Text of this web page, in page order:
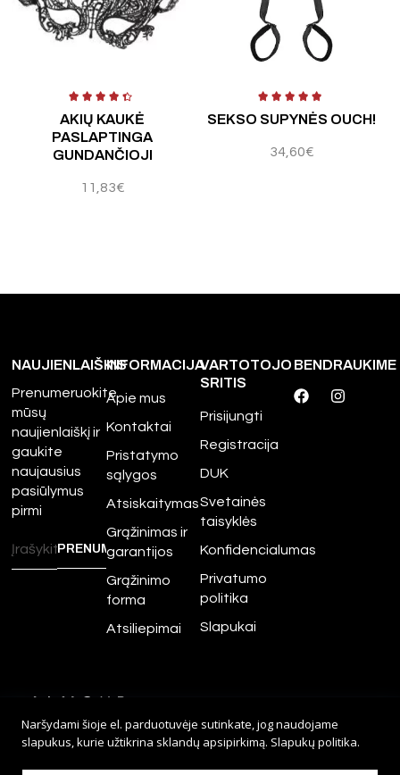
AKIŲ KAUKĖ
PASLAPTINGA
GUNDANČIOJI
11,83€
SEKSO SUPYNĖS OUCH!
34,60€
Įvertinimas:5.00 Įvertinimas:5.00
NAUJIENLAIŠKIS
Prenumeruokite
mūsų
naujienlaiškį ir
gaukite
naujausius
pasiūlymus
pirmi
INFORMACIJA
Apie mus
Kontaktai
Pristatymo
sąlygos
Atsiskaitymas
Grąžinimas ir
garantijos
Grąžinimo
forma
Atsiliepimai
VARTOTOJO
SRITIS
Prisijungti
Registracija
DUK
Svetainės
taisyklės
Konfidencialumas
Privatumo
politika
Slapukai
BENDRAUKIME
teisės saugomos.
Sprendimas:Adveits
Naršydami šioje el. parduotuvėje sutinkate, jog naudojame
slapukus, kurie užtikrina sklandų apsipirkimą. Slapukų politika.